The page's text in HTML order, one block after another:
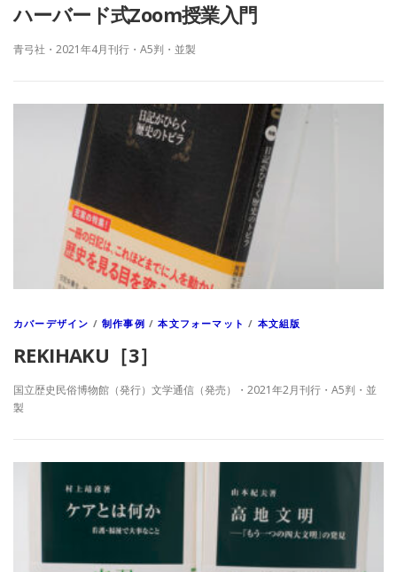
ハーバード式Zoom授業入門
青弓社・2021年4月刊行・A5判・並製
カバーデザイン /制作事例 /本文フォーマット / 本文組版
REKIHAKU［3］
国立歴史民俗博物館（発行）文学通信（発売）・2021年2月刊行・A5判・並
製